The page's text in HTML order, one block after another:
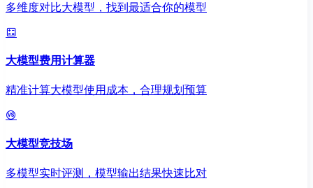
多维度对比大模型，找到最适合你的模型
大模型费用计算器
精准计算大模型使用成本，合理规划预算
大模型竞技场
多模型实时评测，模型输出结果快速比对